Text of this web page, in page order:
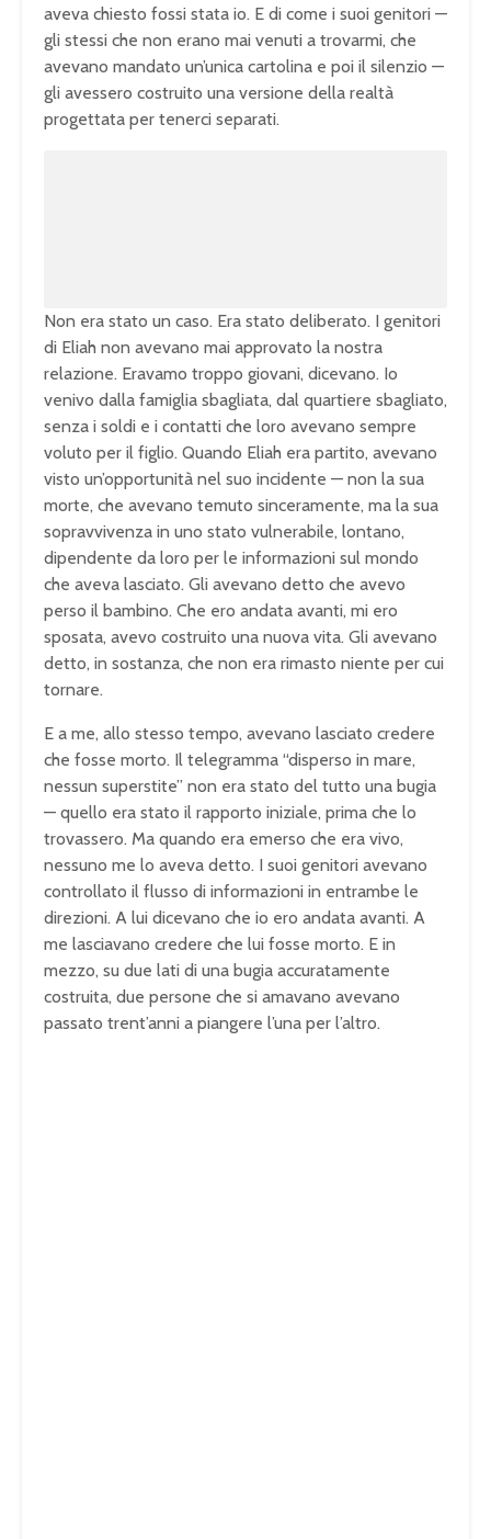
aveva chiesto fossi stata io. E di come i suoi genitori —
gli stessi che non erano mai venuti a trovarmi, che
avevano mandato un’unica cartolina e poi il silenzio —
gli avessero costruito una versione della realtà
progettata per tenerci separati.
Non era stato un caso. Era stato deliberato. I genitori
di Eliah non avevano mai approvato la nostra
relazione. Eravamo troppo giovani, dicevano. Io
venivo dalla famiglia sbagliata, dal quartiere sbagliato,
senza i soldi e i contatti che loro avevano sempre
voluto per il figlio. Quando Eliah era partito, avevano
visto un’opportunità nel suo incidente — non la sua
morte, che avevano temuto sinceramente, ma la sua
sopravvivenza in uno stato vulnerabile, lontano,
dipendente da loro per le informazioni sul mondo
che aveva lasciato. Gli avevano detto che avevo
perso il bambino. Che ero andata avanti, mi ero
sposata, avevo costruito una nuova vita. Gli avevano
detto, in sostanza, che non era rimasto niente per cui
tornare.
E a me, allo stesso tempo, avevano lasciato credere
che fosse morto. Il telegramma “disperso in mare,
nessun superstite” non era stato del tutto una bugia
— quello era stato il rapporto iniziale, prima che lo
trovassero. Ma quando era emerso che era vivo,
nessuno me lo aveva detto. I suoi genitori avevano
controllato il flusso di informazioni in entrambe le
direzioni. A lui dicevano che io ero andata avanti. A
me lasciavano credere che lui fosse morto. E in
mezzo, su due lati di una bugia accuratamente
costruita, due persone che si amavano avevano
passato trent’anni a piangere l’una per l’altro.